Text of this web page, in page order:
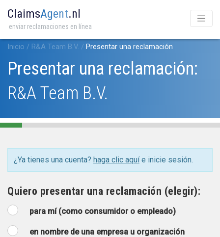
ClaimsAgent.nl
enviar reclamaciones en línea
Inicio / R&A Team B.V. / Presentar una reclamación
Presentar una reclamación:
R&A Team B.V.
¿Ya tienes una cuenta? haga clic aquíe inicie sesión.
Quiero presentar una reclamación (elegir):
para mí (como consumidor o empleado)
en nombre de una empresa u organización